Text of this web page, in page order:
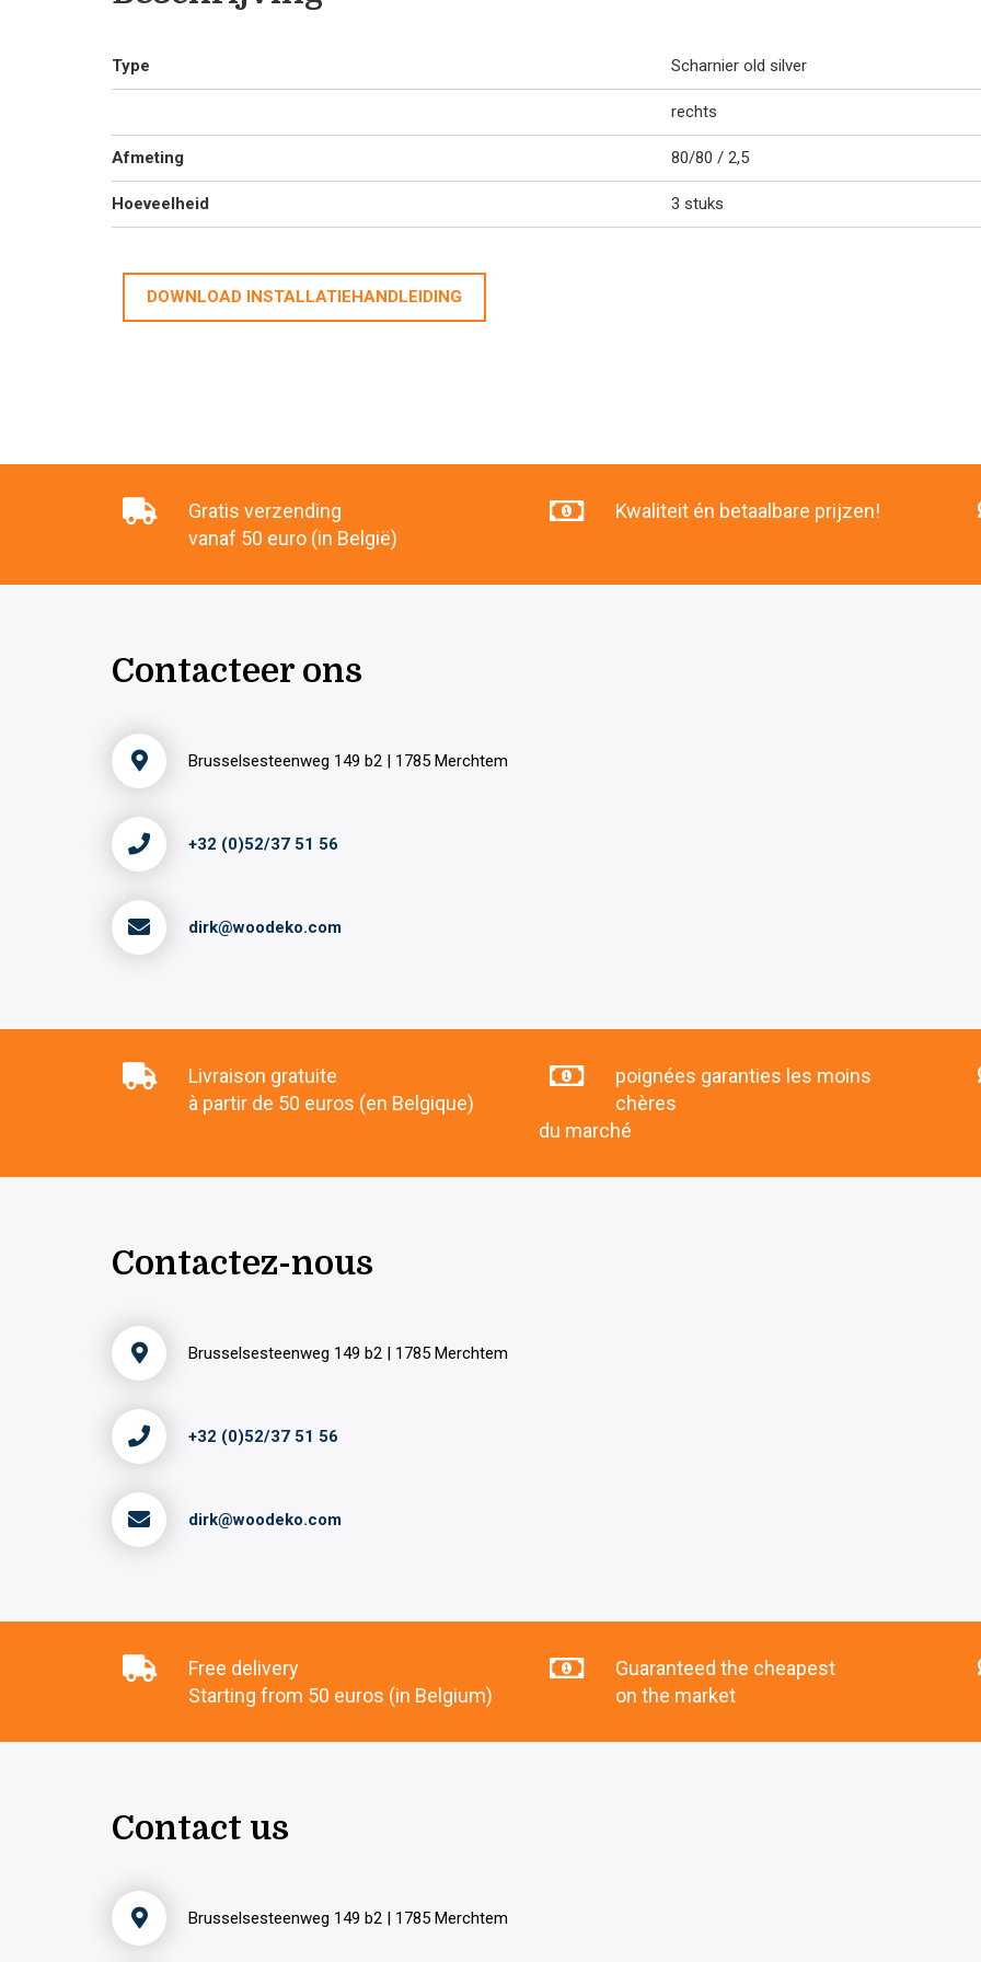
Type Scharnier old silver
rechts
Afmeting 80/80 / 2,5
Hoeveelheid 3 stuks
DOWNLOAD INSTALLATIEHANDLEIDING
Gratis verzending
vanaf 50 euro (in België)
Kwaliteit én betaalbare prijzen!
Contacteer ons
Brusselsesteenweg 149 b2 | 1785 Merchtem
+32 (0)52/37 51 56
dirk@woodeko.com
Livraison gratuite
à partir de 50 euros (en Belgique)
poignées garanties les moins
chères
du marché
Contactez-nous
Brusselsesteenweg 149 b2 | 1785 Merchtem
+32 (0)52/37 51 56
dirk@woodeko.com
Free delivery
Starting from 50 euros (in Belgium)
Guaranteed the cheapest
on the market
Contact us
Brusselsesteenweg 149 b2 | 1785 Merchtem